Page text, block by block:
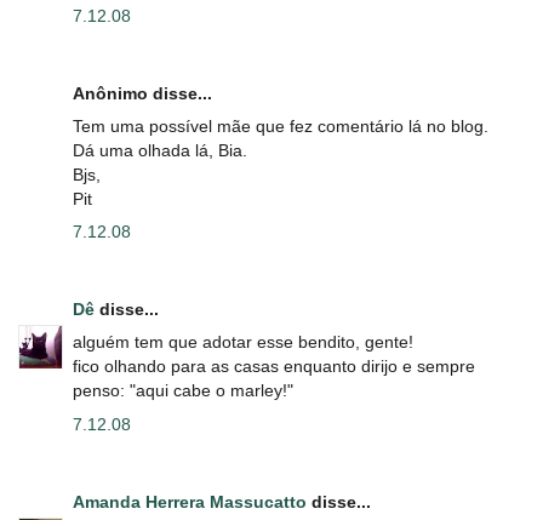
7.12.08
Anônimo disse...
Tem uma possível mãe que fez comentário lá no blog.
Dá uma olhada lá, Bia.
Bjs,
Pit
7.12.08
Dê disse...
alguém tem que adotar esse bendito, gente!
fico olhando para as casas enquanto dirijo e sempre
penso: "aqui cabe o marley!"
7.12.08
Amanda Herrera Massucatto disse...